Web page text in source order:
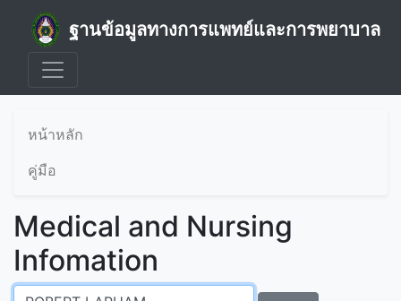
ฐานข้อมูลทางการแพทย์และการพยาบาล
หน้าหลัก
คู่มือ
Medical and Nursing
Infomation